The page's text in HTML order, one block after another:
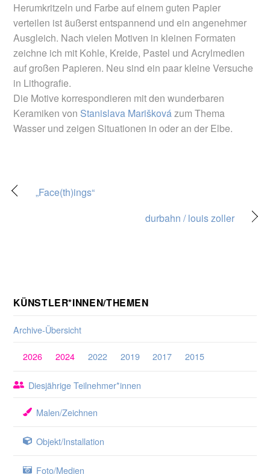
Herumkritzeln und Farbe auf einem guten Papier
verteilen ist äußerst entspannend und ein angenehmer
Ausgleich. Nach vielen Motiven in kleinen Formaten
zeichne ich mit Kohle, Kreide, Pastel und Acrylmedien
auf großen Papieren. Neu sind ein paar kleine Versuche
in Lithografie.
Die Motive korrespondieren mit den wunderbaren
Keramiken von Stanislava Mariškovázum Thema
Wasser und zeigen Situationen in oder an der Elbe.
„Face(th)ings“
durbahn / louis zoller
KÜNSTLER*INNEN/THEMEN
Archive-Übersicht
2026 2024 2022 2019 2017 2015
Diesjährige Teilnehmer*innen
Malen/Zeichnen
Objekt/Installation
Foto/Medien